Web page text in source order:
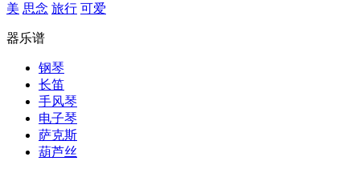
美 思念 旅行 可爱
器乐谱
钢琴
长笛
手风琴
电子琴
萨克斯
葫芦丝